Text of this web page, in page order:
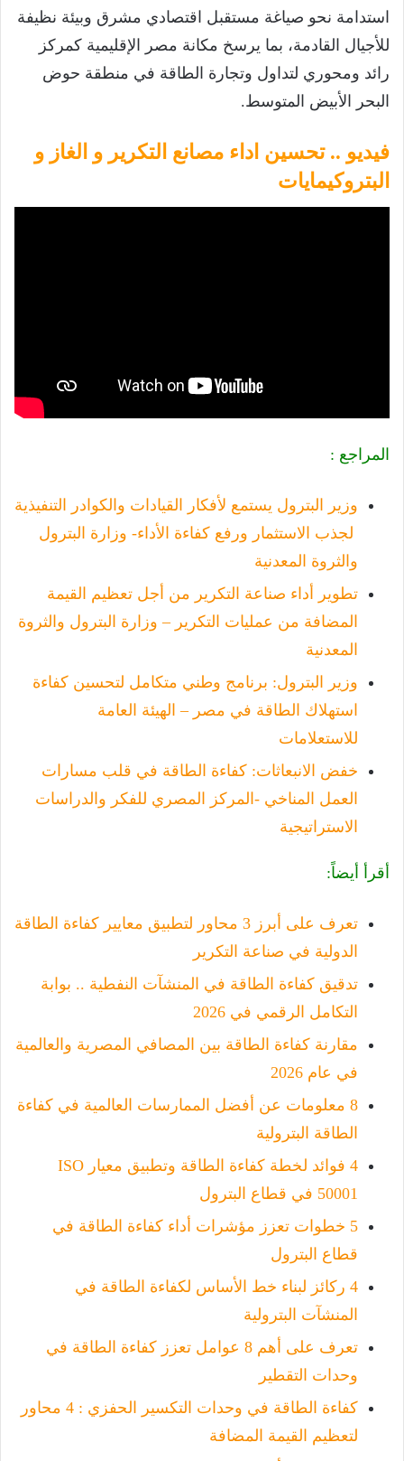
استدامة نحو صياغة مستقبل اقتصادي مشرق وبيئة نظيفة
للأجيال القادمة، بما يرسخ مكانة مصر الإقليمية كمركز
رائد ومحوري لتداول وتجارة الطاقة في منطقة حوض
البحر الأبيض المتوسط.
فيديو .. تحسين اداء مصانع التكرير و الغاز و
البتروكيمايات
المراجع :
وزير البترول يستمع لأفكار القيادات والكوادر التنفيذية
لجذب الاستثمار ورفع كفاءة الأداء- وزارة البترول
والثروة المعدنية
تطوير أداء صناعة التكرير من أجل تعظيم القيمة
المضافة من عمليات التكرير – وزارة البترول والثروة
المعدنية
وزير البترول: برنامج وطني متكامل لتحسين كفاءة
استهلاك الطاقة في مصر – الهيئة العامة
للاستعلامات
خفض الانبعاثات: كفاءة الطاقة في قلب مسارات
العمل المناخي -المركز المصري للفكر والدراسات
الاستراتيجية
أقرأ أيضاً:
تعرف على أبرز 3 محاور لتطبيق معايير كفاءة الطاقة
الدولية في صناعة التكرير
تدقيق كفاءة الطاقة في المنشآت النفطية .. بوابة
التكامل الرقمي في 2026
مقارنة كفاءة الطاقة بين المصافي المصرية والعالمية
في عام 2026
8 معلومات عن أفضل الممارسات العالمية في كفاءة
الطاقة البترولية
4 فوائد لخطة كفاءة الطاقة وتطبيق معيار ISO
50001 في قطاع البترول
5 خطوات تعزز مؤشرات أداء كفاءة الطاقة في
قطاع البترول
4 ركائز لبناء خط الأساس لكفاءة الطاقة في
المنشآت البترولية
تعرف على أهم 8 عوامل تعزز كفاءة الطاقة في
وحدات التقطير
كفاءة الطاقة في وحدات التكسير الحفزي : 4 محاور
لتعظيم القيمة المضافة